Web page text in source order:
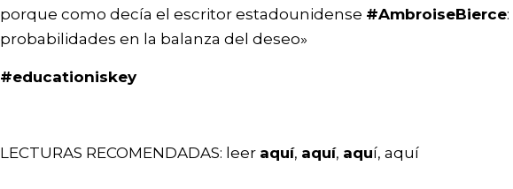
porque como decía el escritor estadounidense #AmbroiseBierce
probabilidades en la balanza del deseo»
#educationiskey
LECTURAS RECOMENDADAS: leer aquí, aquí, aquí, aquí